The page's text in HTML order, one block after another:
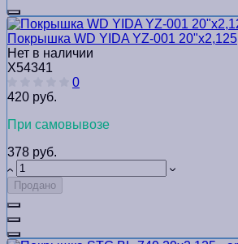
Покрышка WD YIDA YZ-001 20"х2,125
Нет в наличии
Х54341
0
420 руб.
При самовывозе
378 руб.
Продано